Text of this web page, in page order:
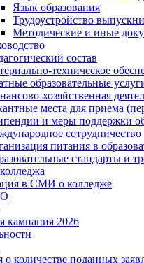
Язык образования
Трудоустройство
Методические и иные
состав
техническое
образовательные
хозяйственная
места для приема
и меры поддержки
сотрудничество
питания в
стандарты и
в СМИ о колледже
кампания 2026
о количестве поданных